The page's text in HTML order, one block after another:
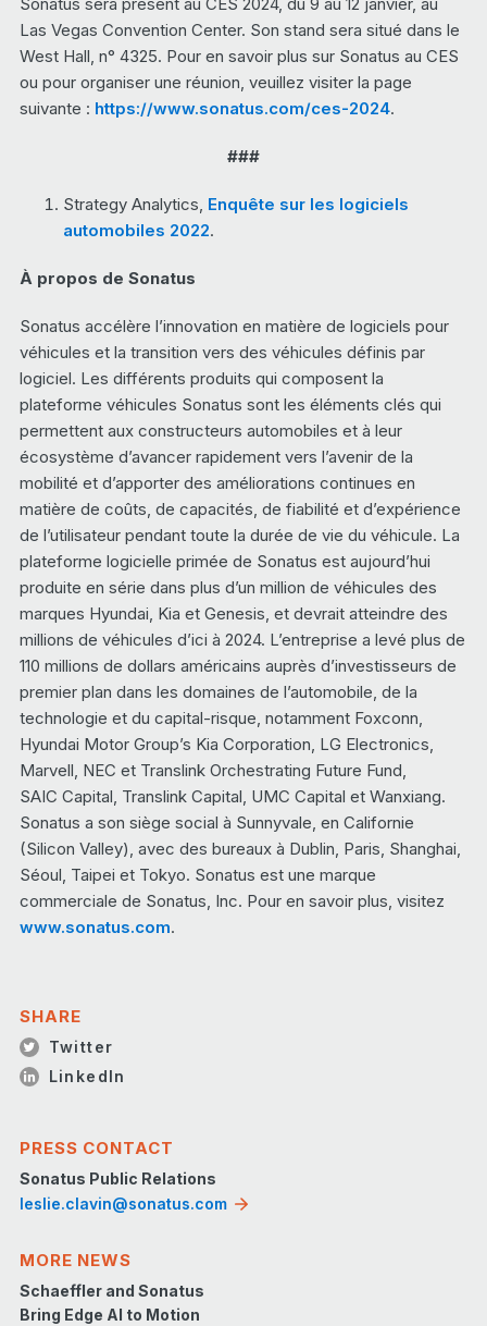
Las Vegas Convention Center. Son stand sera situé dans le
West Hall, n° 4325. Pour en savoir plus sur Sonatus au CES
ou pour organiser une réunion, veuillez visiter la page
suivante : https://www.sonatus.com/ces-2024.
###
Strategy Analytics, Enquête sur les logiciels
automobiles 2022.
À propos de Sonatus
Sonatus accélère l’innovation en matière de logiciels pour
véhicules et la transition vers des véhicules définis par
logiciel. Les différents produits qui composent la
plateforme véhicules Sonatus sont les éléments clés qui
permettent aux constructeurs automobiles et à leur
écosystème d’avancer rapidement vers l’avenir de la
mobilité et d’apporter des améliorations continues en
matière de coûts, de capacités, de fiabilité et d’expérience
de l’utilisateur pendant toute la durée de vie du véhicule. La
plateforme logicielle primée de Sonatus est aujourd’hui
produite en série dans plus d’un million de véhicules des
marques Hyundai, Kia et Genesis, et devrait atteindre des
millions de véhicules d’ici à 2024. L’entreprise a levé plus de
110 millions de dollars américains auprès d’investisseurs de
premier plan dans les domaines de l’automobile, de la
technologie et du capital-risque, notamment Foxconn,
Hyundai Motor Group’s Kia Corporation, LG Electronics,
Marvell, NEC et Translink Orchestrating Future Fund,
SAIC Capital, Translink Capital, UMC Capital et Wanxiang.
Sonatus a son siège social à Sunnyvale, en Californie
(Silicon Valley), avec des bureaux à Dublin, Paris, Shanghai,
Séoul, Taipei et Tokyo. Sonatus est une marque
commerciale de Sonatus, Inc. Pour en savoir plus, visitez
www.sonatus.com.
SHARE
Twitter
LinkedIn
PRESS CONTACT
Sonatus Public Relations
leslie.clavin@sonatus.com
MORE NEWS
Schaeffler and Sonatus
Bring Edge AI to Motion